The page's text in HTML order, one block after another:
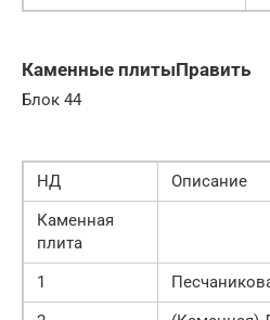
Каменные плитыПравить
Блок 44
НД
Описание
Каменная
плита
1